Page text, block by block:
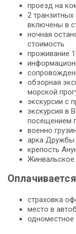
проезд на
2 транзитных
включены в
ночная
стоимость
проживание
обзорная
морской
экскурсии с
экскурсия в
посещением
военно
арка Дружбы
крепость
Жинвальское
страховка
место в